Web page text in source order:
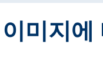
미지